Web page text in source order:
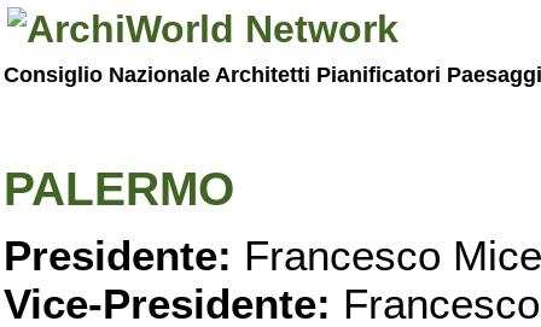
Consiglio Nazionale Architetti Pianificatori
PALERMO
Presidente: Francesco
Vice-Presidente: